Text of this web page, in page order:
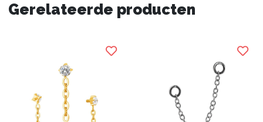
Gerelateerde producten